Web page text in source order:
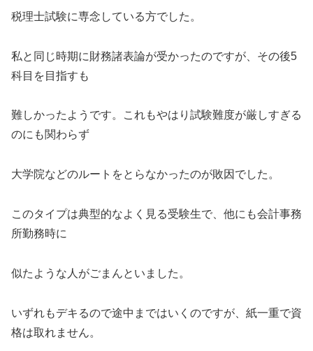
税理士試験に専念している方でした。
私と同じ時期に財務諸表論が受かったのですが、その後5
科目を目指すも
難しかったようです。これもやはり試験難度が厳しすぎる
のにも関わらず
大学院などのルートをとらなかったのが敗因でした。
このタイプは典型的なよく見る受験生で、他にも会計事務
所勤務時に
似たような人がごまんといました。
いずれもデキるので途中まではいくのですが、紙一重で資
格は取れません。